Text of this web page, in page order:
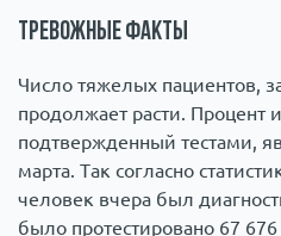
Тревожные факты
Число тяжелых пациентов,
продолжает расти. Процент
подтвержденный тестами,
марта. Так согласно
человек вчера был
было протестировано 67